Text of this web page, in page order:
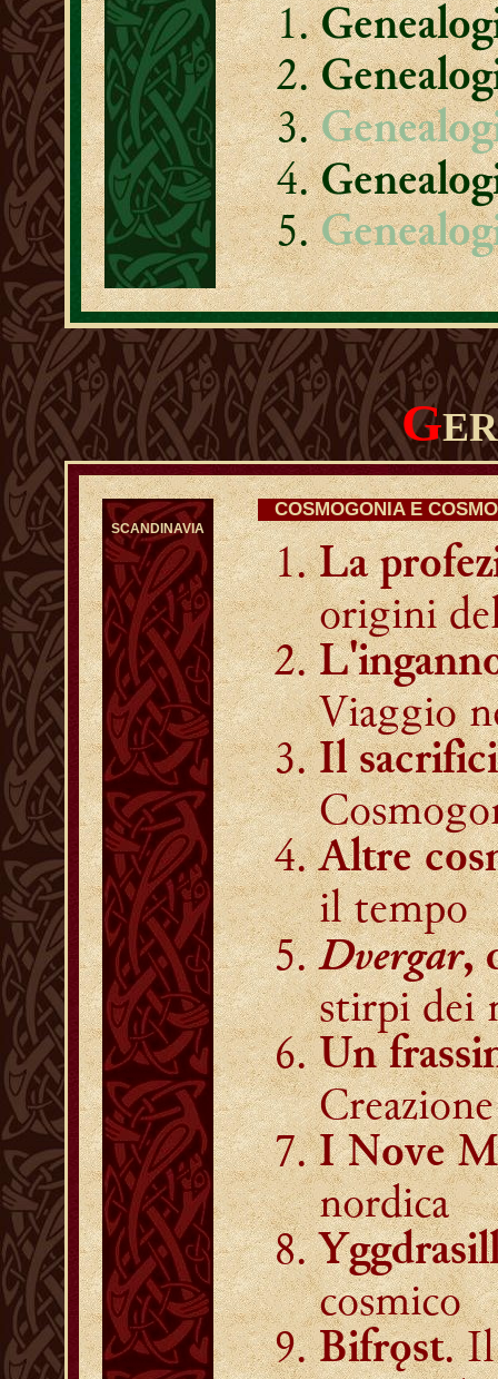
G
SCANDINAVIA
COSMOGONIA E
La
origini
Viaggio
Il
Altre
il tempo
Dvergar,
stirpi dei
Un
I Nove
nordica
cosmico
Bifrǫst. Il